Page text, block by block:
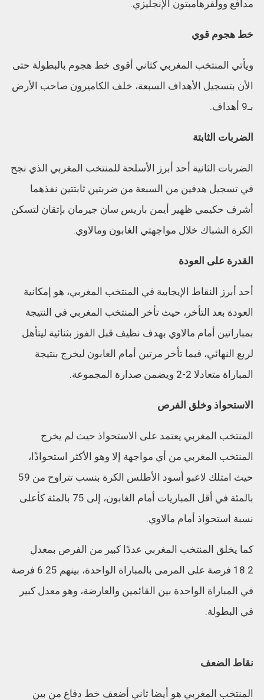
مدافع وولفرهامبتون الإنجليزي.
خط هجوم قوي
ويأتي المنتخب المغربي كثاني أقوى خط هجوم بالبطولة حتى
الأن بتسجيل الأهداف السبعة، خلف الكاميرون صاحب الأرض
بـ9 أهداف.
الضربات الثابتة
الضربات الثانية أحد أبرز الأسلحة للمنتخب المغربي الذي نجح
في تسجيل هدفين من السبعة من ضربتين ثابتتين نفذهما
أشرف حكيمي ظهير أيمن باريس سان جيرمان بإتقان لتسكن
الكرة الشباك خلال مواجهتي الغابون ومالاوي.
القدرة على العودة
أحد أبرز النقاط الإيجابية في المنتخب المغربي، هو إمكانية
العودة بعد التأخر، حيث تأخر المنتخب المغربي في النتيجة
بمباراتين أمام مالاوي بهدف نظيف قبل الفوز بثنائية ليتأهل
لربع النهائي، فيما تأخر مرتين أمام الغابون ليخرج بنتيجة
المباراة متعادلا 2-2 ويضمن صدارة المجموعة.
الاستحواذ وخلق الفرص
المنتخب المغربي يعتمد على الاستحواذ حيث لم يخرج
المنتخب المغربي من أي مواجهة إلا وهو الأكثر استحواذًا،
حيث امتلك لاعبو أسود الأطلس الكرة بنسب تتراوح من 59
بالمئة في أقل المباريات أمام الغابون، إلى 75 بالمئة كأعلى
نسبة استحواذ أمام مالاوي.
كما يخلق المنتخب المغربي عددًا كبير من الفرص بمعدل
18.2 فرصة على المرمى بالمباراة الواحدة، بينهم 6.25 فرصة
في المباراة الواحدة بين القائمين والعارضة، وهو معدل كبير
في البطولة.
نقاط الضعف
المنتخب المغربي هو أيضا ثاني أضعف خط دفاع من بين